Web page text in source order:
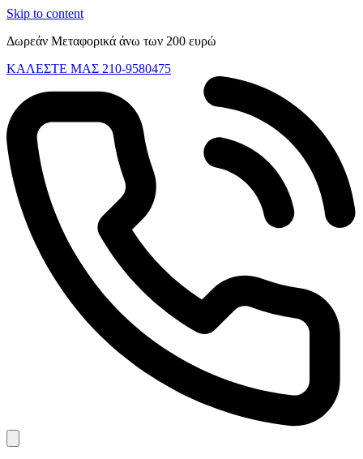
Skip to content
Δωρεάν Μεταφορικά άνω των 200 ευρώ
ΚΑΛΕΣΤΕ ΜΑΣ 210-9580475